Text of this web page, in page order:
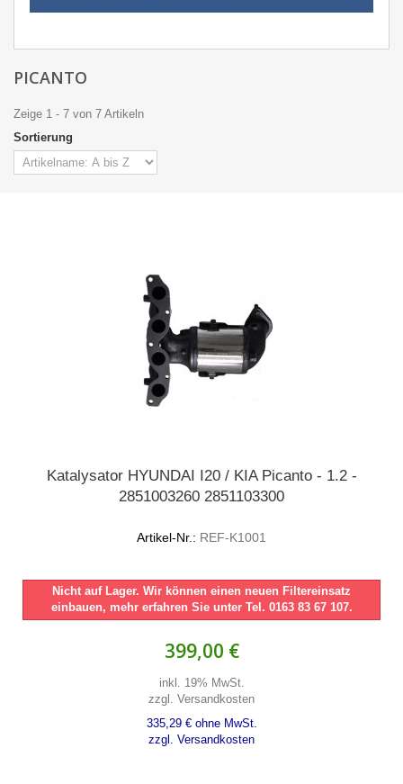
PICANTO
Zeige 1 - 7 von 7 Artikeln
Sortierung
Katalysator HYUNDAI I20 / KIA Picanto - 1.2 -
2851003260 2851103300
Artikel-Nr.: REF-K1001
Nicht auf Lager. Wir können einen neuen Filtereinsatz
einbauen, mehr erfahren Sie unter Tel. 0163 83 67 107.
399,00 €
inkl. 19% MwSt.
zzgl. Versandkosten
335,29 € ohne MwSt.
zzgl. Versandkosten